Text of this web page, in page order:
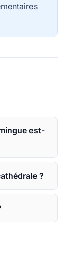
est-
?